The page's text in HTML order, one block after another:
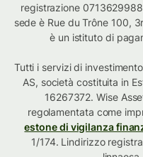
registrazione
sede è Rue du Trône 100,
è un istituto di
Tutti i servizi di
AS, società costituita in
16267372. Wise
regolamentata come
estone di vigilanza
1/174. Lindirizzo